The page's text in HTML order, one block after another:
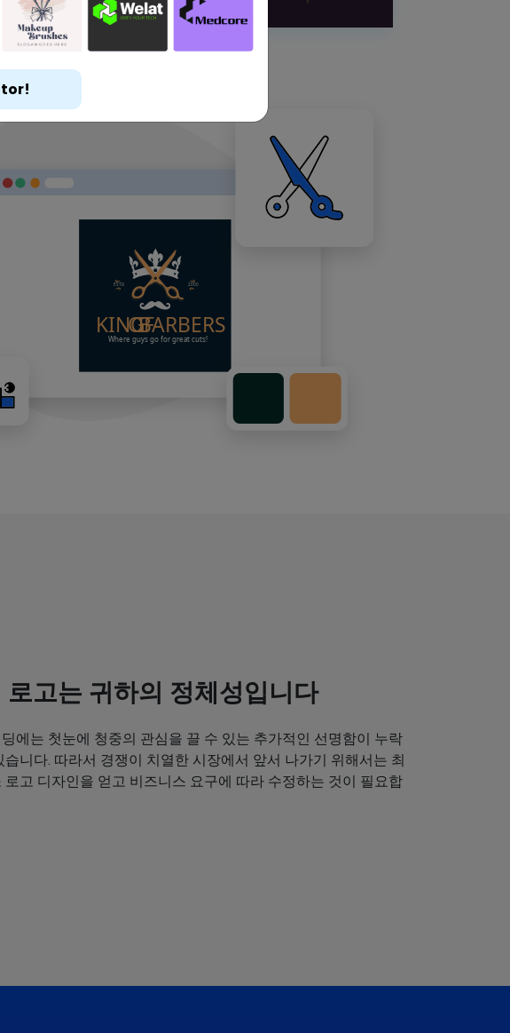
로고는 귀하의 정체성입니다
에는 첫눈에 청중의 관심을 끌 수 있는 추가적인 선명함이 누락
습니다. 따라서 경쟁이 치열한 시장에서 앞서 나가기 위해서는 최
로고 디자인을 얻고 비즈니스 요구에 따라 수정하는 것이 필요합